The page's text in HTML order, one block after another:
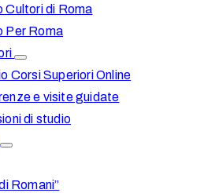
Cultori di Roma
Per Roma
Corsi Superiori Online
e visite guidate
di studio
Romani”